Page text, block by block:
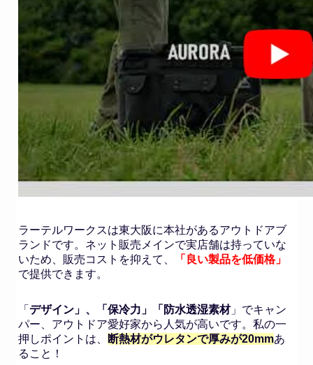
ラーテルワークスは東大阪に本社があるアウトドアブ
ランドです。ネット販売メインで実店舗は持っていな
いため、販売コストを抑えて、
「良い製品を低価格」
で提供できます。
「 デザイン」、「保冷力」「防水透湿素材」でキャン
パー、アウトドア愛好家から人気が高いです。私の一
押しポイントは、
断熱材がウレタンで厚みが20mmあ
ること！